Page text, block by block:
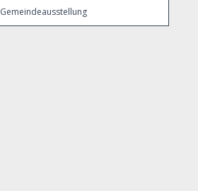
Gemeindeausstellung